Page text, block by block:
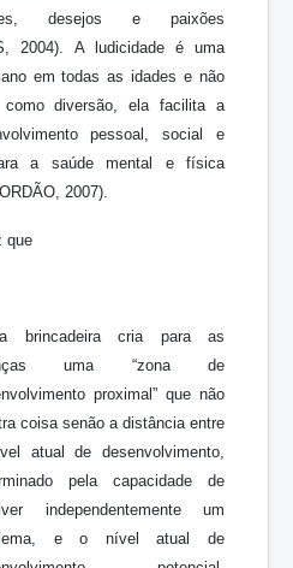
desejos e paixões
2004). A ludicidade é uma
em todas as idades e não
diversão, ela facilita a
pessoal, social e
a saúde mental e física
2007).
que
brincadeira cria para as
uma “zona de
proximal” que não
coisa senão a distância entre
atual de desenvolvimento,
pela capacidade de
independentemente um
e o nível atual de